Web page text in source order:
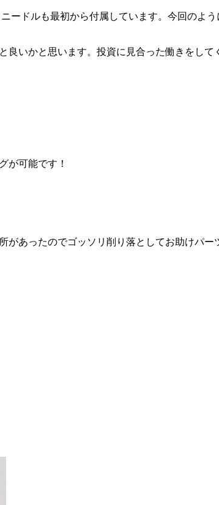
ードルも最初から付属しています。今回のよ
いかと思います。投資に見合った働きをして
が可能です！
あったのでゴッソリ削り落としてお助けパー